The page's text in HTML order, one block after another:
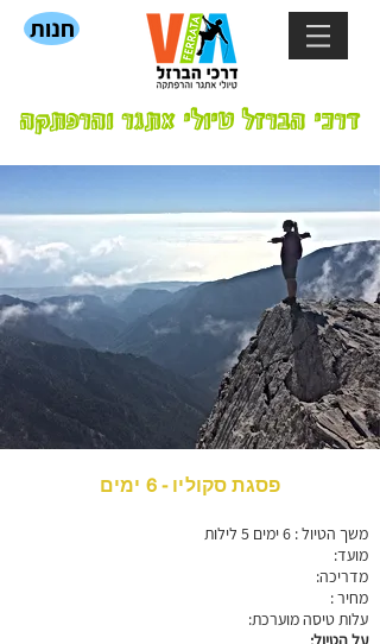
חנות
דרכי הברזל טיולי אתגר והרפתקה
פסגת סקוליו - 6 ימים
משך הטיול : 6 ימים 5 לילות
מועד:
מדריכה:
מחיר :
עלות טיסה מוערכת: